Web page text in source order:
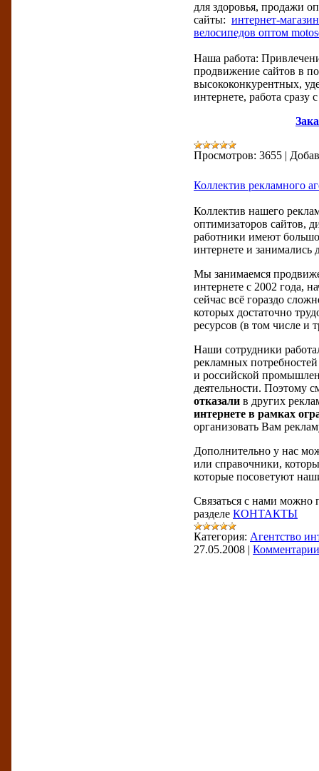
для здоровья, продажи
сайты: интернет-
велосипедов оптом
Наша работа:
продвижение сайтов в
высококонкурентных,
интернете, работа сразу
Просмотров: 3655 |
Коллектив рекламного
Коллектив нашего
оптимизаторов сайтов,
работники имеют
интернете и
Мы занимаемся
интернете с 2002 года,
сейчас всё гораздо
которых достаточно
ресурсов (в том числе и
Наши сотрудники
рекламных
и российской
деятельности. Поэтому
отказали в других
интернете в рамках
организовать Вам
Дополнительно у нас
или справочники,
которые посоветуют
Связаться с нами
разделе КОНТАКТЫ
Категория: Агентство
27.05.2008 |